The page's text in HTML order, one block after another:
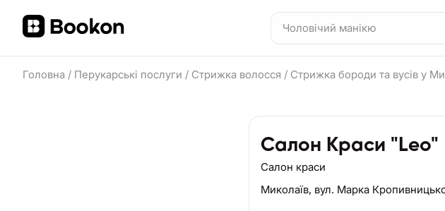
Головна / Перукарські послуги / Стрижка волосся / Стрижка бороди та вусів у
Салон Краси "Leo"
Салон краси
Миколаїв, вул. Марка